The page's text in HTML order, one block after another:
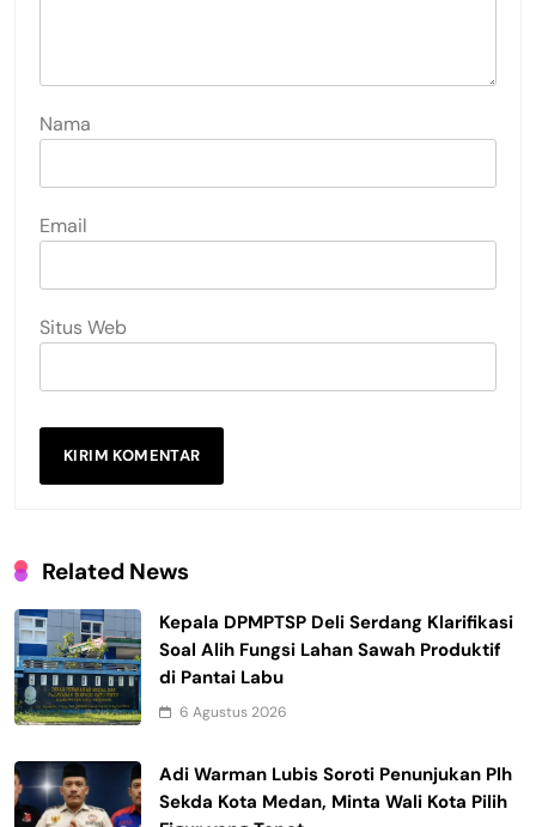
Nama
Email
Situs Web
Related News
Kepala DPMPTSP Deli Serdang Klarifikasi
Soal Alih Fungsi Lahan Sawah Produktif
di Pantai Labu
6 Agustus 2026
Adi Warman Lubis Soroti Penunjukan Plh
Sekda Kota Medan, Minta Wali Kota Pilih